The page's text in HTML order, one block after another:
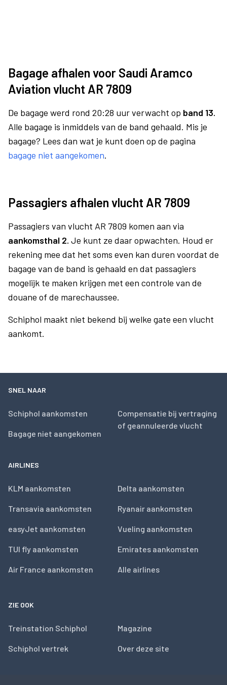
Bagage afhalen voor Saudi Aramco
Aviation vlucht AR 7809
De bagage werd rond 20:28 uur verwacht op band 13.
Alle bagage is inmiddels van de band gehaald. Mis je
bagage? Lees dan wat je kunt doen op de pagina
bagage niet aangekomen.
Passagiers afhalen vlucht AR 7809
Passagiers van vlucht AR 7809 komen aan via
aankomsthal 2. Je kunt ze daar opwachten. Houd er
rekening mee dat het soms even kan duren voordat de
bagage van de band is gehaald en dat passagiers
mogelijk te maken krijgen met een controle van de
douane of de marechaussee.
Schiphol maakt niet bekend bij welke gate een vlucht
aankomt.
SNEL NAAR
Schiphol aankomsten
Bagage niet aangekomen
Compensatie bij vertraging
of geannuleerde vlucht
AIRLINES
KLM aankomsten
Transavia aankomsten
easyJet aankomsten
TUI fly aankomsten
Air France aankomsten
Delta aankomsten
Ryanair aankomsten
Vueling aankomsten
Emirates aankomsten
Alle airlines
ZIE OOK
Treinstation Schiphol
Schiphol vertrek
Magazine
Over deze site